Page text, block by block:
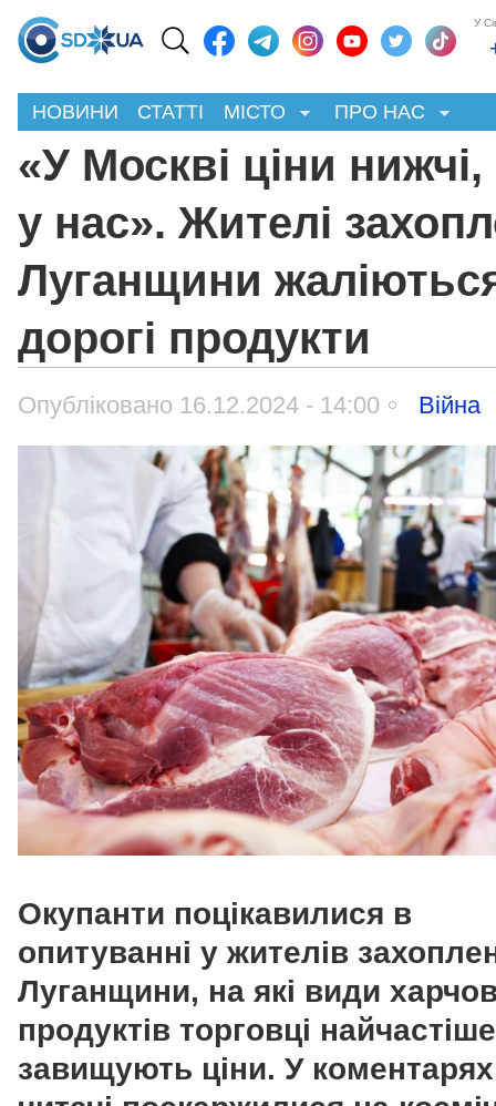
У
НОВИНИ СТАТТІ МІСТО ПРО НАС
«У Москві ціни нижчі,
у нас». Жителі
Луганщини
дорогі продукти
Опубліковано 16.12.2024 - 14:00 Війна
Окупанти поцікавилися в
опитуванні у жителів
Луганщини, на які види
продуктів торговці найчастіше
завищують ціни. У коментарях